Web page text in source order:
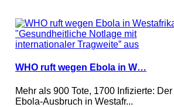
WHO ruft wegen Ebola in W…
Mehr als 900 Tote, 1700 Infizierte: Der
Ebola-Ausbruch in Westafr...